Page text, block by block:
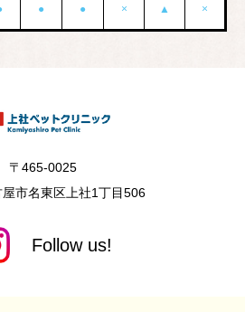
● ● × ▲ ×
〒465-0025
市名東区上社1丁目506